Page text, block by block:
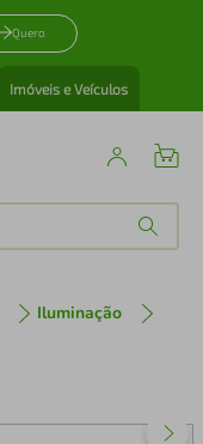
Quero
Imóveis e Veículos
Iluminação